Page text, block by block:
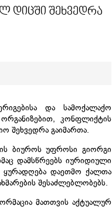
დიცში შეხვედრა
და სამოქალაქო
ორგანიზებით, კონფლიქტის
შეხვედრა გაიმართა.
ბიუროს უფროსი გიორგი
დამსწრეებს იურიდიული
ყურადღება დაეთმო ქალთა
შესაძლებლობებს.
მათთვის აქტუალურ